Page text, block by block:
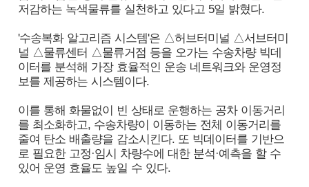
저감하는 녹색물류를 실천하고 있다고 5일 밝혔다.
'수송복화 알고리즘 시스템'은 △허브터미널 △서브터미
널 △물류센터 △물류거점 등을 오가는 수송차량 빅데
이터를 분석해 가장 효율적인 운송 네트워크와 운영정
보를 제공하는 시스템이다.
이를 통해 화물없이 빈 상태로 운행하는 공차 이동거리
를 최소화하고, 수송차량이 이동하는 전체 이동거리를
줄여 탄소 배출량을 감소시킨다. 또 빅데이터를 기반으
로 필요한 고정·임시 차량수에 대한 분석·예측을 할 수
있어 운영 효율도 높일 수 있다.